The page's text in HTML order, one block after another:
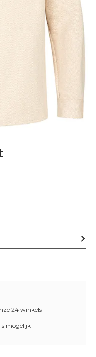
24 winkels
mogelijk